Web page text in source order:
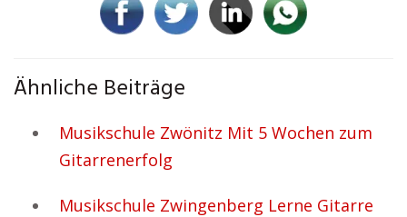
Ähnliche Beiträge
Musikschule Zwönitz Mit 5 Wochen zum
Gitarrenerfolg
Musikschule Zwingenberg Lerne Gitarre